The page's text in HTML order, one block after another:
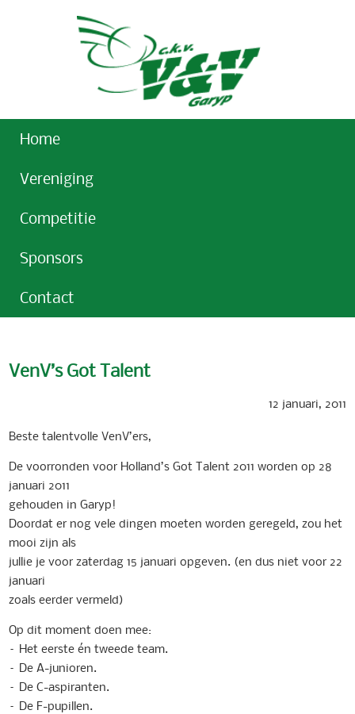
Home
Vereniging
Competitie
Sponsors
Contact
VenV’s Got Talent
12 januari, 2011
Beste talentvolle VenV’ers,
De voorronden voor Holland’s Got Talent 2011 worden op 28
januari 2011
gehouden in Garyp!
Doordat er nog vele dingen moeten worden geregeld, zou het
mooi zijn als
jullie je voor zaterdag 15 januari opgeven. (en dus niet voor 22
januari
zoals eerder vermeld)
Op dit moment doen mee:
– Het eerste én tweede team.
– De A-junioren.
– De C-aspiranten.
– De F-pupillen.